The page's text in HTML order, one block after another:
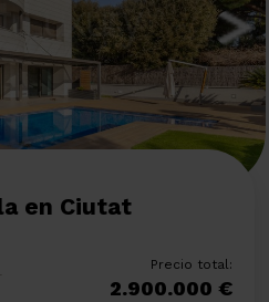
Precio total:
2.900.000 €